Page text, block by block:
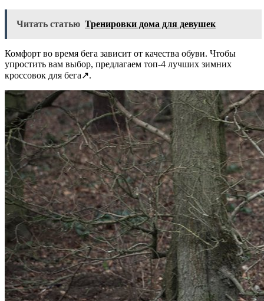
Читать статью Тренировки дома для девушек
Комфорт во время бега зависит от качества обуви. Чтобы
упростить вам выбор, предлагаем топ-4 лучших зимних
кроссовок для бега↗.